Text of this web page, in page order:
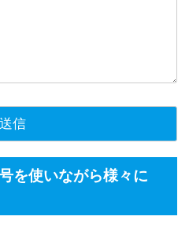
を使いながら様々に